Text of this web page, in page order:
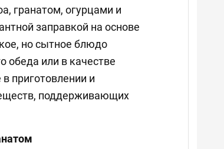
гранатом, огурцами и
заправкой на основе
но сытное блюдо
обеда или в качестве
приготовлении и
поддерживающих